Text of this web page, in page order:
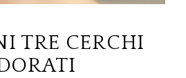
TRE CERCHI